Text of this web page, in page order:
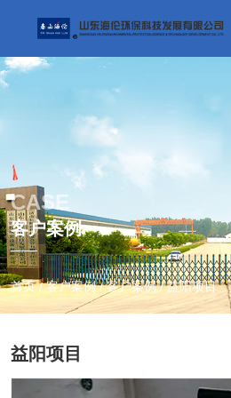
CASE
客户案例
首页/客户案例 /客户案例 /益阳项目
益阳项目